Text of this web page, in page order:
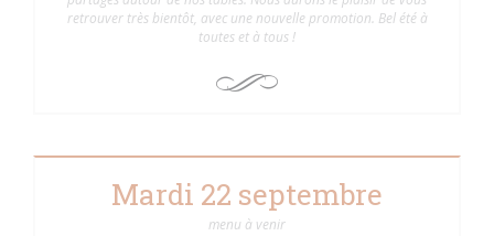
retrouver très bientôt, avec une nouvelle promotion. Bel été à
toutes et à tous !
Mardi 22 septembre
menu à venir